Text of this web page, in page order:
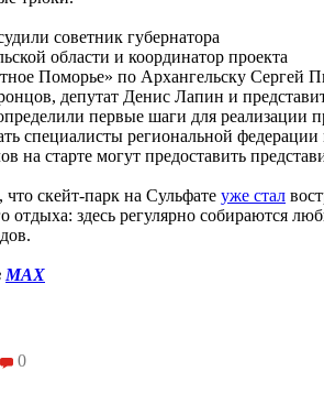
советник губернатора
области и координатор проекта
Поморье» по Архангельску Сергей
депутат Денис Лапин и
первые шаги для реализации
специалисты региональной
на старте могут предоставить
скейт-парк на Сульфате уже стал
отдыха: здесь регулярно собираются
MAX
0